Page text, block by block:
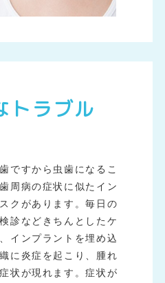
トラブル
ですから虫歯になるこ
周病の症状に似たイン
クがあります。毎日の
診などきちんとしたケ
インプラントを埋め込
に炎症を起こり、腫れ
状が現れます。症状が